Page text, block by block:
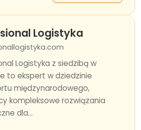
Logistyka
Logistyka z siedzibą w
to ekspert w dziedzinie
międzynarodowego,
kompleksowe rozwiązania
dla...